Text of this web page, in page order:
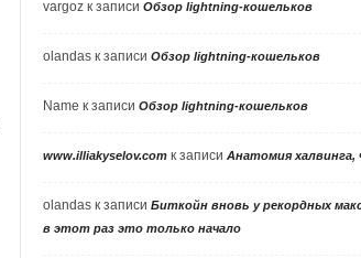
vargoz к записиОбзор lightning-кошельков
olandas к записиОбзор lightning-кошельков
Name к записиОбзор lightning-кошельков
www.illiakyselov.com к записиАнатомия халвинга,
olandas к записиБиткойн вновь у рекордных
в этот раз это только начало